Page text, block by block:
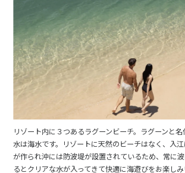
リゾート内に３つあるラグーンビーチ。ラグーンと
水は海水です。リゾートに天然のビーチはなく、入
が作られ沖には防波堤が設置されているため、常に
るとクリアな水が入ってきて快適に海遊びをお楽し